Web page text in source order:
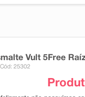
Vult 5Free
Cód: 25302